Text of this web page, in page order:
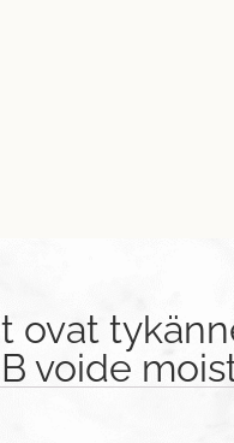
ovat
voide